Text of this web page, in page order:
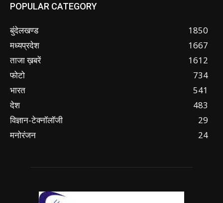
POPULAR CATEGORY
बुंदेलखण्ड
1850
मध्यप्रदेश
1667
ताजा ख़बरें
1612
फोटो
734
भारत
541
देश
483
विज्ञान-टेक्नॉलॉजी
29
मनोरंजन
24